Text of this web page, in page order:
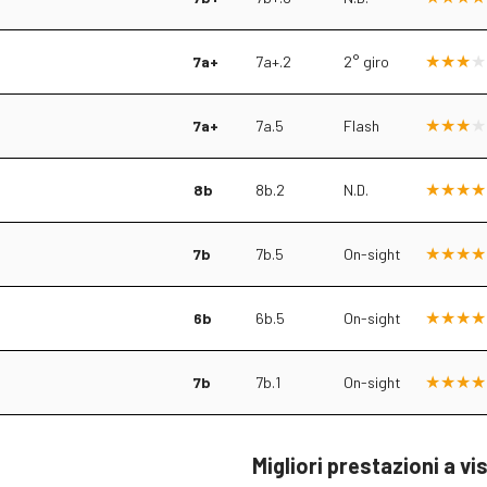
7a+ 7a+.2 2° giro
7a+ 7a.5 Flash
8b 8b.2 N.D.
7b 7b.5 On-sight
6b 6b.5 On-sight
7b 7b.1 On-sight
Migliori prestazioni a